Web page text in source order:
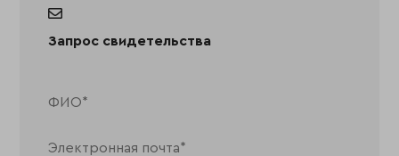
Запрос свидетельства